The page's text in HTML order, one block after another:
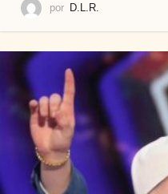
por D.L.R.